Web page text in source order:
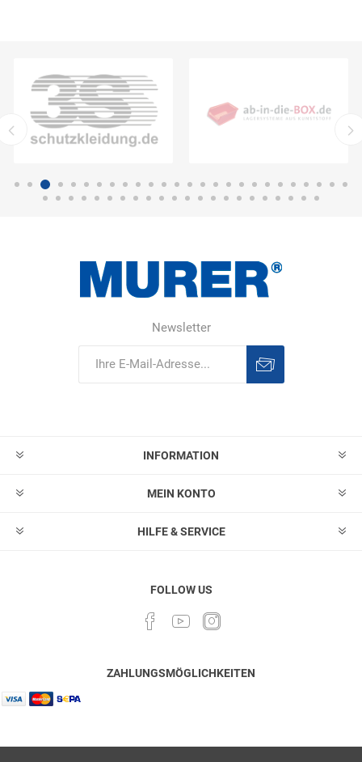
Newsletter
INFORMATION
MEIN KONTO
HILFE & SERVICE
FOLLOW US
ZAHLUNGSMÖGLICHKEITEN